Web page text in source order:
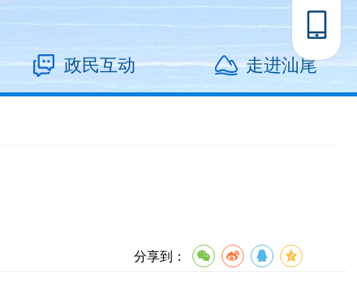
政民互动 走进汕尾
分享到：